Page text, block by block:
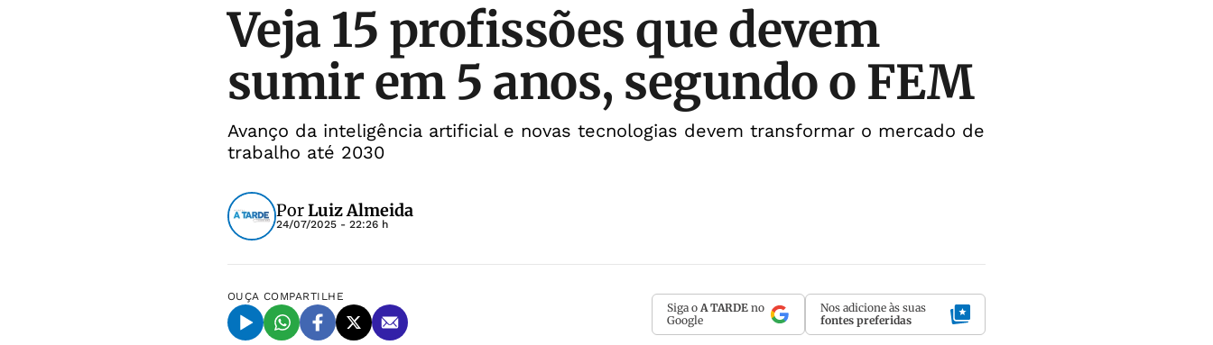
Veja 15 profissões que devem
sumir em 5 anos, segundo o FEM
Avanço da inteligência artificial e novas tecnologias devem transformar o mercado de
trabalho até 2030
PorLuiz Almeida
24/07/2025 - 22:26 h
OUÇA COMPARTILHE
Siga o A TARDE no
Google
Nos adicione às suas
fontes preferidas